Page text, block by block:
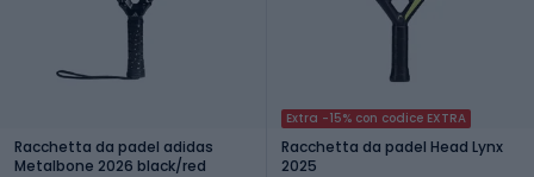
Racchetta da padel adidas
Metalbone 2026 black/red
Extra -15% con codice EXTRA
Racchetta da padel Head Lynx
2025